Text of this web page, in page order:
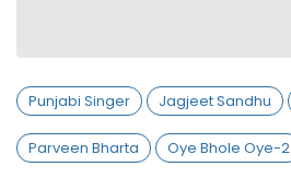
Punjabi Singer Jagjeet Sandhu
Parveen Bharta Oye Bhole Oye-2